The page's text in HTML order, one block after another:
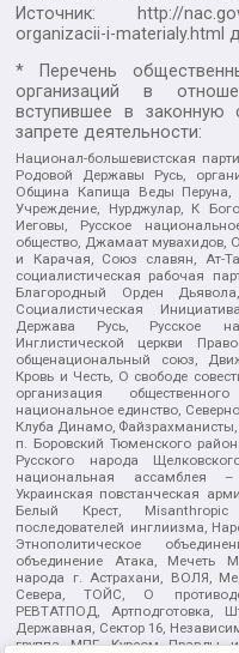
Источник:
http://
organizacii-i-materialy.html
* Перечень
организаций в
вступившее в законную
запрете деятельности:
Национал-большевистская
Родовой Державы Русь,
Община Капища Веды Перуна,
Учреждение, Нурджулар, К
Иеговы, Русское
общество, Джамаат мувахидов,
и Карачая, Союз славян, Ат-
социалистическая рабочая
Благородный Орден
Социалистическая
Держава Русь, Русское
Инглистической церкви
общенациональный союз,
Кровь и Честь, О свободе
организация
национальное единство,
Клуба Динамо,
п. Боровский Тюменского
Русского народа
национальная ассамблея
Украинская повстанческая
Белый Крест, Misanthropic
последователей инглиизма,
Этнополитическое
объединение Атака, Мечеть
народа г. Астрахани, ВОЛЯ,
Севера, ТОЙС, О
РЕВТАТПОД, Артподготовка,
Державная, Сектор 16,
группа МПГ, Курсом Правды и